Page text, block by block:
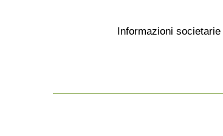
Informazioni societarie